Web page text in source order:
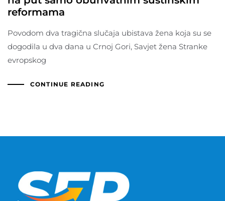
reformama
Povodom dva tragična slučaja ubistava žena koja su se
dogodila u dva dana u Crnoj Gori, Savjet žena Stranke
evropskog
CONTINUE READING